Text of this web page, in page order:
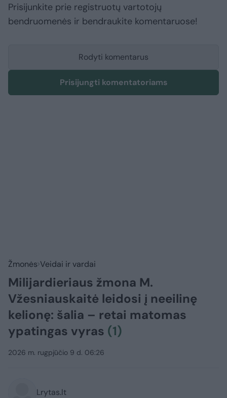
Prisijunkite prie registruotų vartotojų
bendruomenės ir bendraukite komentaruose!
Rodyti komentarus
Prisijungti komentatoriams
Žmonės Veidai ir vardai
Milijardieriaus žmona M.
Vžesniauskaitė leidosi į neeilinę
kelionę: šalia – retai matomas
ypatingas vyras (1)
2026 m. rugpjūčio 9 d. 06:26
Lrytas.lt